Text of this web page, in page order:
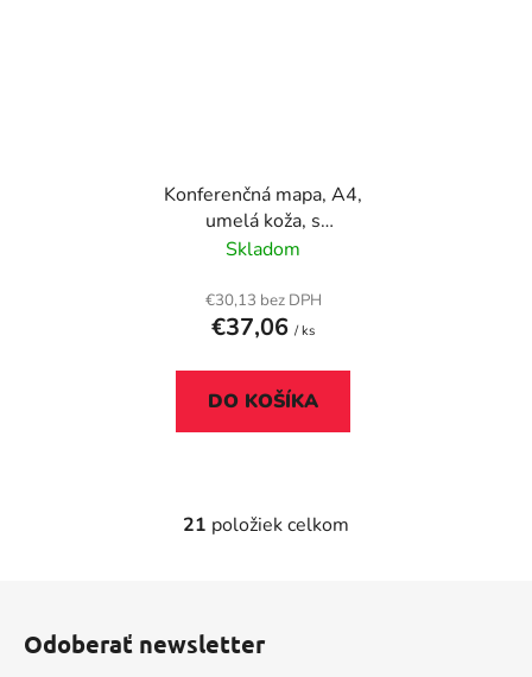
Konferenčná mapa, A4,
umelá koža, s
krúžkovým
Skladom
€30,13 bez DPH
€37,06 / ks
DO KOŠÍKA
O
d
21 položiek celkom
Odoberať newsletter